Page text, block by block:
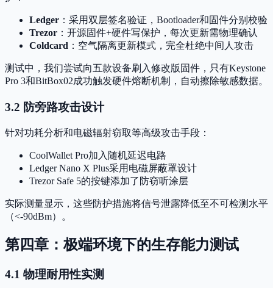
Ledger ：采用双层签名验证，Bootloader和固件分别校验
Trezor ：开源固件+硬件写保护，每次更新需物理确认
Coldcard ：空气隔离更新模式，完全杜绝中间人攻击
测试中，我们尝试向五款设备刷入修改版固件，只有Keystone
Pro 3和BitBox02成功触发硬件熔断机制，自动擦除敏感数据。
3.2 防旁路攻击设计
针对功耗分析和电磁辐射窃取等高级攻击手段：
CoolWallet Pro加入随机延迟电路
Ledger Nano X Plus采用电磁屏蔽罩设计
Trezor Safe 5的按键添加了防窃听涂层
实际测量显示，这些防护措施将信号泄露降低至不可检测水平
（<-90dBm）。
第四章：极端环境下的生存能力测试
4.1 物理耐用性实测